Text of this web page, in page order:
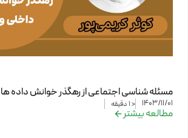
مسئله شناسی اجتماعی از رهگذر خوانش داده
1403/11/01
< 1 دقیقه
مطالعه بیشتر